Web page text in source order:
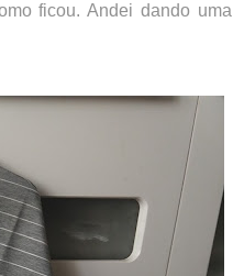
ficou. Andei dando uma